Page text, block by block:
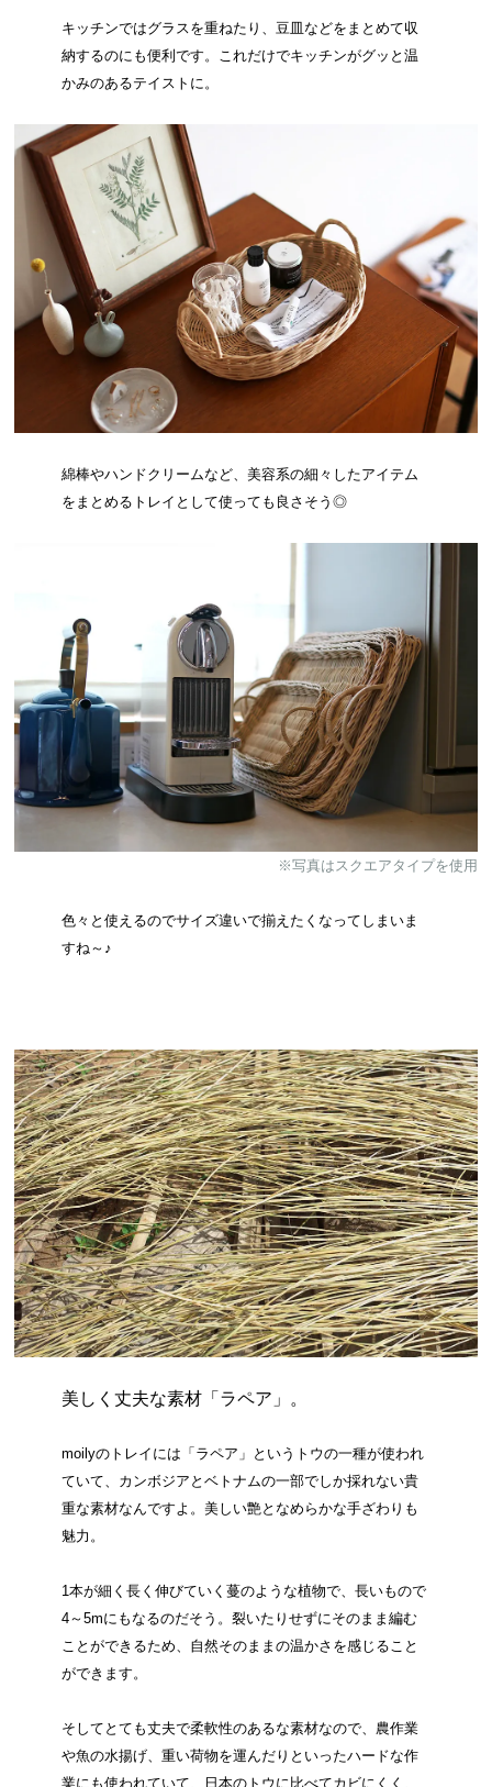
キッチンではグラスを重ねたり、豆皿などをまとめて収
納するのにも便利です。これだけでキッチンがグッと温
かみのあるテイストに。
綿棒やハンドクリームなど、美容系の細々したアイテム
をまとめるトレイとして使っても良さそう◎
※写真はスクエアタイプを使用
色々と使えるのでサイズ違いで揃えたくなってしまいま
すね～♪
美しく丈夫な素材「ラペア」。
moilyのトレイには「ラペア」というトウの一種が使われ
ていて、カンボジアとベトナムの一部でしか採れない貴
重な素材なんですよ。美しい艶となめらかな手ざわりも
魅力。
1本が細く長く伸びていく蔓のような植物で、長いもので
4～5mにもなるのだそう。裂いたりせずにそのまま編む
ことができるため、自然そのままの温かさを感じること
ができます。
そしてとても丈夫で柔軟性のあるな素材なので、農作業
や魚の水揚げ、重い荷物を運んだりといったハードな作
業にも使われていて、日本のトウに比べてカビにくく、